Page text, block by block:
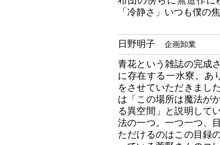
「冷静さ」いつも僕の
日野明子 企画卸業
青花という雑誌の完成
に存在する一水寮。あ
をさせていただきまし
は「この場所は魔法が
る異空間」と説明して
法の一つ。一つ一つ、
ただけるのはこの目録